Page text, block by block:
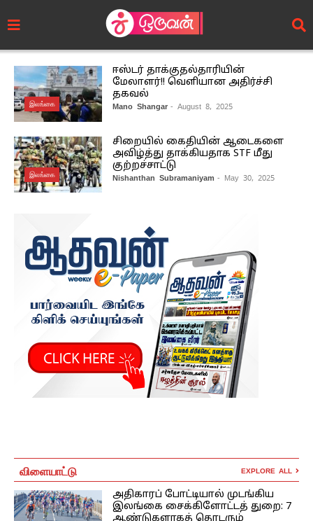
இலங்கை
ஈஸ்டர் தாக்குதல்தாரியின்
மேலாளர்!! வெளியான அதிர்ச்சி
தகவல்
Mano Shangar - August 8, 2025
இலங்கை
சிறையில் கைதியின் ஆடைகளை
அவிழ்த்து தாக்கியதாக STF மீது
குற்றச்சாட்டு
Nishanthan Subramaniyam - May 30, 2025
விளையாட்டு EXPLORE ALL
அதிகாரப் போட்டியால் முடங்கிய
இலங்கை சைக்கிளோட்டத் துறை: 7